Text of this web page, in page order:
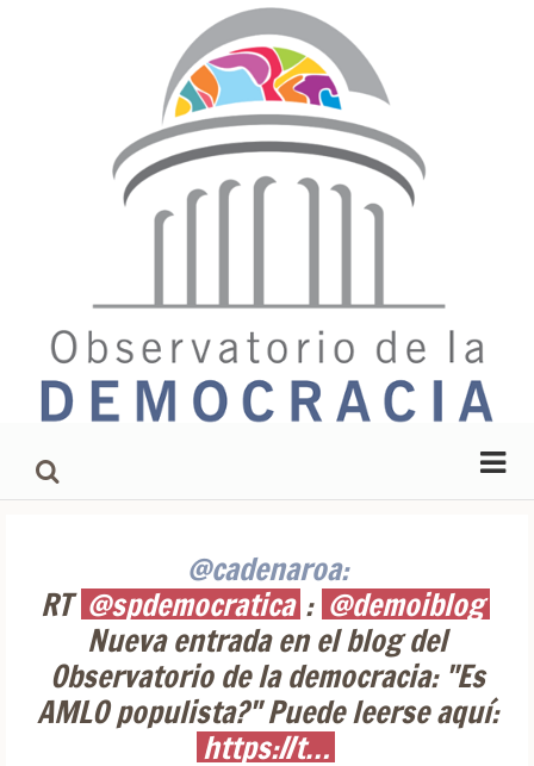
@cadenaroa:
RT @spdemocratica : @demoiblog
Nueva entrada en el blog del
Observatorio de la democracia: "Es
AMLO populista?" Puede leerse aquí:
https://t…